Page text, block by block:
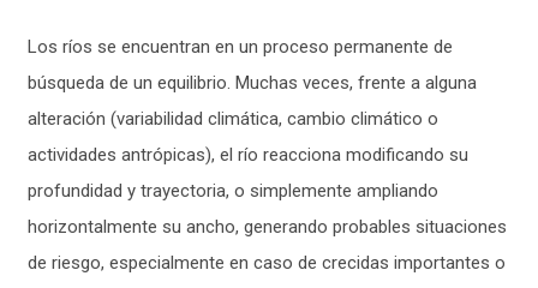
Los ríos se encuentran en un proceso permanente de
búsqueda de un equilibrio. Muchas veces, frente a alguna
alteración (variabilidad climática, cambio climático o
actividades antrópicas), el río reacciona modificando su
profundidad y trayectoria, o simplemente ampliando
horizontalmente su ancho, generando probables situaciones
de riesgo, especialmente en caso de crecidas importantes o